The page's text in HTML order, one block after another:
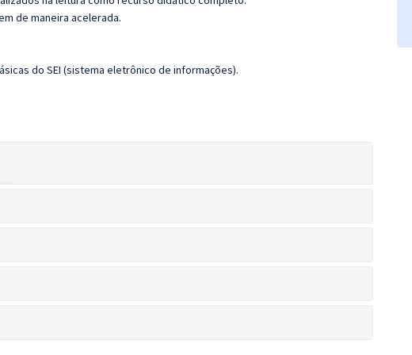
de maneira acelerada.
do SEI (sistema eletrônico de informações).